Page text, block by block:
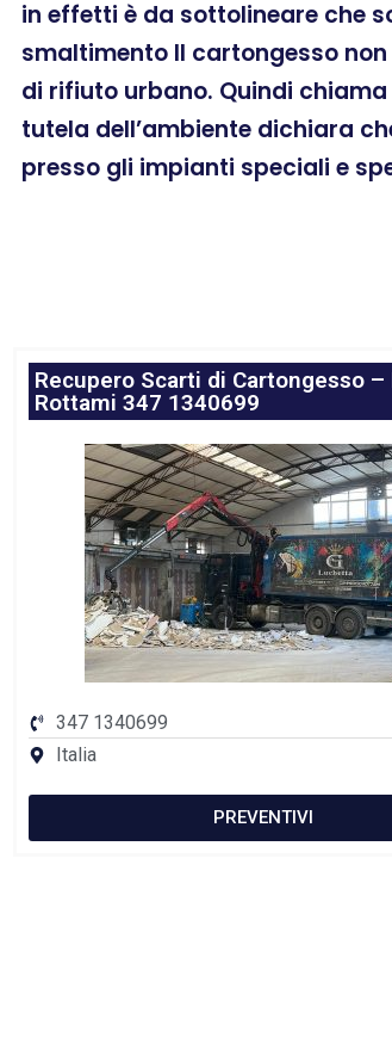
in effetti è da sottolineare che
smaltimento Il cartongesso
di rifiuto urbano. Quindi
tutela dell’ambiente dichiara
presso gli impianti speciali e
Recupero Scarti di Cartongesso
Rottami 347 1340699
347 1340699
Italia
PREVENTIVI